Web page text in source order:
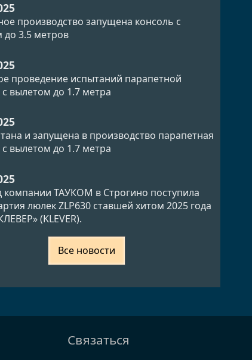
производство запущена консоль с
до 3.5 метров
проведение испытаний парапетной
с вылетом до 1.7 метра
и запущена в производство парапетная
с вылетом до 1.7 метра
компании ТАУКОМ в Строгино поступила
люлек ZLP630 ставшей хитом 2025 года
(KLEVER).
Все новости
Связаться